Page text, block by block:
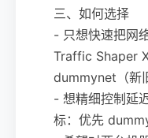
三、如何选择
- 只想快速把网
Traffic Shaper
dummynet（新
- 想精细控制延
标：优先